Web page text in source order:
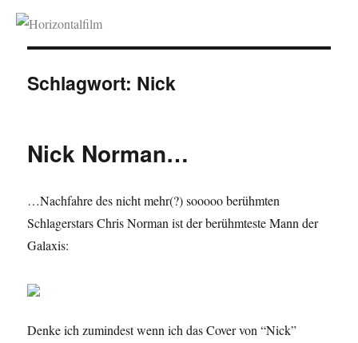
Horizontalfilm
Schlagwort: Nick
Nick Norman…
…Nachfahre des nicht mehr(?) sooooo berühmten
Schlagerstars Chris Norman ist der berühmteste Mann der
Galaxis:
Denke ich zumindest wenn ich das Cover von “Nick”